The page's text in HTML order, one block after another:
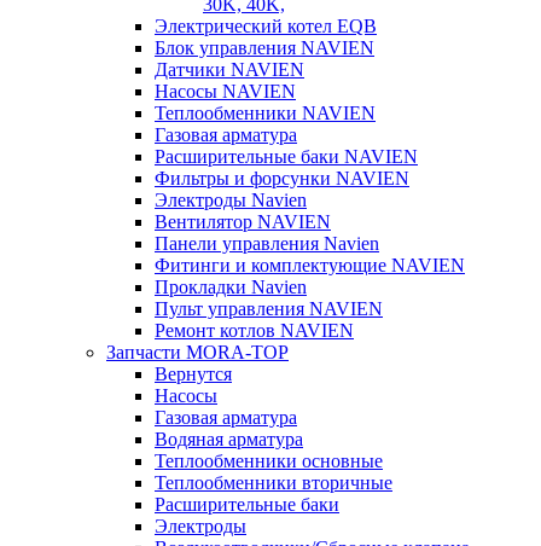
30K, 40K,
Электрический котел EQB
Блок управления NAVIEN
Датчики NAVIEN
Насосы NAVIEN
Теплообменники NAVIEN
Газовая арматура
Расширительные баки NAVIEN
Фильтры и форсунки NAVIEN
Электроды Navien
Вентилятор NAVIEN
Панели управления Navien
Фитинги и комплектующие NAVIEN
Прокладки Navien
Пульт управления NAVIEN
Ремонт котлов NAVIEN
Запчасти MORA-TOP
Вернутся
Насосы
Газовая арматура
Водяная арматура
Теплообменники основные
Теплообменники вторичные
Расширительные баки
Электроды